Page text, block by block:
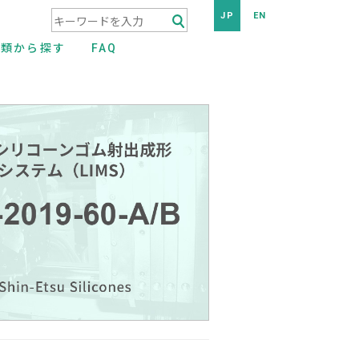
から探す FAQ
検索キーワード入力
JP EN